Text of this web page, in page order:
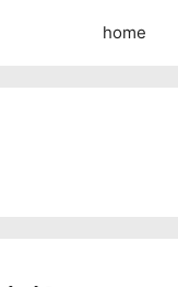
home